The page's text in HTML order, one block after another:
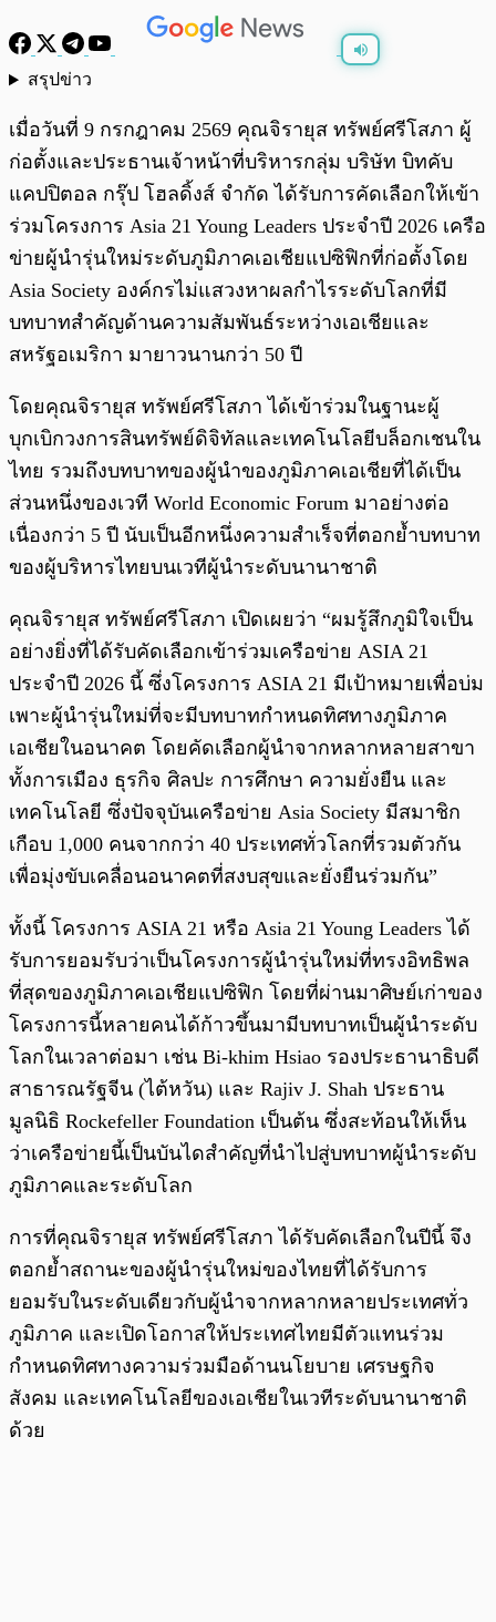
สรุปข่าว
เมื่อวันที่ 9 กรกฎาคม 2569 คุณจิรายุส ทรัพย์ศรีโสภา ผู้
ก่อตั้งและประธานเจ้าหน้าที่บริหารกลุ่ม บริษัท บิทคับ
แคปปิตอล กรุ๊ป โฮลดิ้งส์ จำกัด ได้รับการคัดเลือกให้เข้า
ร่วมโครงการ Asia 21 Young Leaders ประจำปี 2026 เครือ
ข่ายผู้นำรุ่นใหม่ระดับภูมิภาคเอเชียแปซิฟิกที่ก่อตั้งโดย
Asia Society องค์กรไม่แสวงหาผลกำไรระดับโลกที่มี
บทบาทสำคัญด้านความสัมพันธ์ระหว่างเอเชียและ
สหรัฐอเมริกา มายาวนานกว่า 50 ปี
โดยคุณจิรายุส ทรัพย์ศรีโสภา ได้เข้าร่วมในฐานะผู้
บุกเบิกวงการสินทรัพย์ดิจิทัลและเทคโนโลยีบล็อกเชนใน
ไทย รวมถึงบทบาทของผู้นำของภูมิภาคเอเชียที่ได้เป็น
ส่วนหนึ่งของเวที World Economic Forum มาอย่างต่อ
เนื่องกว่า 5 ปี นับเป็นอีกหนึ่งความสำเร็จที่ตอกย้ำบทบาท
ของผู้บริหารไทยบนเวทีผู้นำระดับนานาชาติ
คุณจิรายุส ทรัพย์ศรีโสภา เปิดเผยว่า “ผมรู้สึกภูมิใจเป็น
อย่างยิ่งที่ได้รับคัดเลือกเข้าร่วมเครือข่าย ASIA 21
ประจำปี 2026 นี้ ซึ่งโครงการ ASIA 21 มีเป้าหมายเพื่อบ่ม
เพาะผู้นำรุ่นใหม่ที่จะมีบทบาทกำหนดทิศทางภูมิภาค
เอเชียในอนาคต โดยคัดเลือกผู้นำจากหลากหลายสาขา
ทั้งการเมือง ธุรกิจ ศิลปะ การศึกษา ความยั่งยืน และ
เทคโนโลยี ซึ่งปัจจุบันเครือข่าย Asia Society มีสมาชิก
เกือบ 1,000 คนจากกว่า 40 ประเทศทั่วโลกที่รวมตัวกัน
เพื่อมุ่งขับเคลื่อนอนาคตที่สงบสุขและยั่งยืนร่วมกัน”
ทั้งนี้ โครงการ ASIA 21 หรือ Asia 21 Young Leaders ได้
รับการยอมรับว่าเป็นโครงการผู้นำรุ่นใหม่ที่ทรงอิทธิพล
ที่สุดของภูมิภาคเอเชียแปซิฟิก โดยที่ผ่านมาศิษย์เก่าของ
โครงการนี้หลายคนได้ก้าวขึ้นมามีบทบาทเป็นผู้นำระดับ
โลกในเวลาต่อมา เช่น Bi-khim Hsiao รองประธานาธิบดี
สาธารณรัฐจีน (ไต้หวัน) และ Rajiv J. Shah ประธาน
มูลนิธิ Rockefeller Foundation เป็นต้น ซึ่งสะท้อนให้เห็น
ว่าเครือข่ายนี้เป็นบันไดสำคัญที่นำไปสู่บทบาทผู้นำระดับ
ภูมิภาคและระดับโลก
การที่คุณจิรายุส ทรัพย์ศรีโสภา ได้รับคัดเลือกในปีนี้ จึง
ตอกย้ำสถานะของผู้นำรุ่นใหม่ของไทยที่ได้รับการ
ยอมรับในระดับเดียวกับผู้นำจากหลากหลายประเทศทั่ว
ภูมิภาค และเปิดโอกาสให้ประเทศไทยมีตัวแทนร่วม
กำหนดทิศทางความร่วมมือด้านนโยบาย เศรษฐกิจ
สังคม และเทคโนโลยีของเอเชียในเวทีระดับนานาชาติ
ด้วย